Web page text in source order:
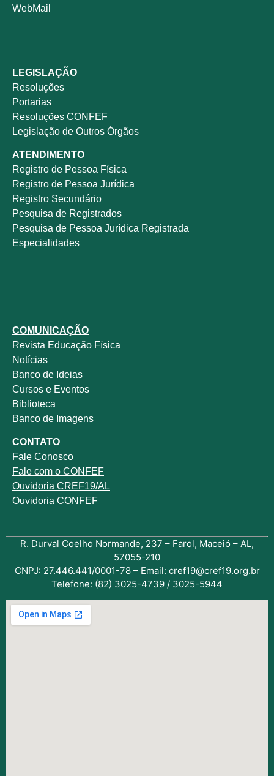
WebMail
LEGISLAÇÃO
Resoluções
Portarias
Resoluções CONFEF
Legislação de Outros Órgãos
ATENDIMENTO
Registro de Pessoa Física
Registro de Pessoa Jurídica
Registro Secundário
Pesquisa de Registrados
Pesquisa de Pessoa Jurídica Registrada
Especialidades
COMUNICAÇÃO
Revista Educação Física
Notícias
Banco de Ideias
Cursos e Eventos
Biblioteca
Banco de Imagens
CONTATO
Fale Conosco
Fale com o CONFEF
Ouvidoria CREF19/AL
Ouvidoria CONFEF
R. Durval Coelho Normande, 237 – Farol, Maceió – AL,
57055-210
CNPJ: 27.446.441/0001-78 – Email: cref19@cref19.org.br
Telefone: (82) 3025-4739 / 3025-5944